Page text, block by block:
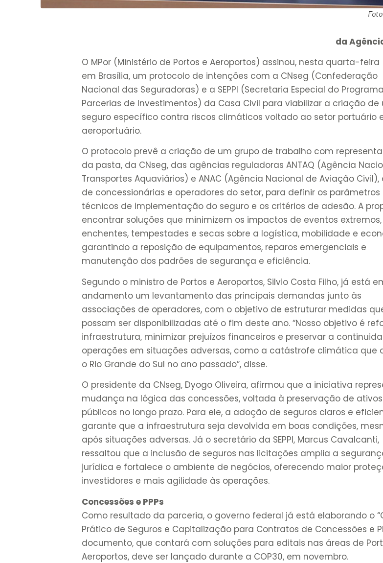
da
O MPor (Ministério de Portos e Aeroportos) assinou, nesta quarta-feira
em Brasília, um protocolo de intenções com a CNseg (Confederação
Nacional das Seguradoras) e a SEPPI (Secretaria Especial do
Parcerias de Investimentos) da Casa Civil para viabilizar a criação de
seguro específico contra riscos climáticos voltado ao setor portuário
aeroportuário.
O protocolo prevê a criação de um grupo de trabalho com
da pasta, da CNseg, das agências reguladoras ANTAQ (Agência
Transportes Aquaviários) e ANAC (Agência Nacional de Aviação Civil),
de concessionárias e operadores do setor, para definir os parâmetros
técnicos de implementação do seguro e os critérios de adesão. A
encontrar soluções que minimizem os impactos de eventos
enchentes, tempestades e secas sobre a logística, mobilidade e
garantindo a reposição de equipamentos, reparos emergenciais e
manutenção dos padrões de segurança e eficiência.
Segundo o ministro de Portos e Aeroportos, Silvio Costa Filho, já está
andamento um levantamento das principais demandas junto às
associações de operadores, com o objetivo de estruturar medidas
possam ser disponibilizadas até o fim deste ano. “Nosso objetivo é
infraestrutura, minimizar prejuízos financeiros e preservar a
operações em situações adversas, como a catástrofe climática que
o Rio Grande do Sul no ano passado”, disse.
O presidente da CNseg, Dyogo Oliveira, afirmou que a iniciativa
mudança na lógica das concessões, voltada à preservação de ativos
públicos no longo prazo. Para ele, a adoção de seguros claros e
garante que a infraestrutura seja devolvida em boas condições,
após situações adversas. Já o secretário da SEPPI, Marcus Cavalcanti,
ressaltou que a inclusão de seguros nas licitações amplia a
jurídica e fortalece o ambiente de negócios, oferecendo maior
investidores e mais agilidade às operações.
Concessões e PPPs
Como resultado da parceria, o governo federal já está elaborando o
Prático de Seguros e Capitalização para Contratos de Concessões e
documento, que contará com soluções para editais nas áreas de
Aeroportos, deve ser lançado durante a COP30, em novembro.